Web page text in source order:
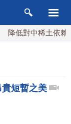
降低對中稀土依賴
貴短暫之美